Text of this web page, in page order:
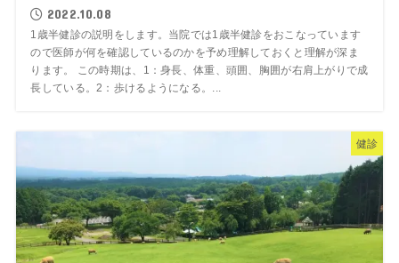
2022.10.08
1歳半健診の説明をします。当院では1歳半健診をおこなっています
ので医師が何を確認しているのかを予め理解しておくと理解が深ま
ります。 この時期は、1：身長、体重、頭囲、胸囲が右肩上がりで成
長している。2：歩けるようになる。...
健診